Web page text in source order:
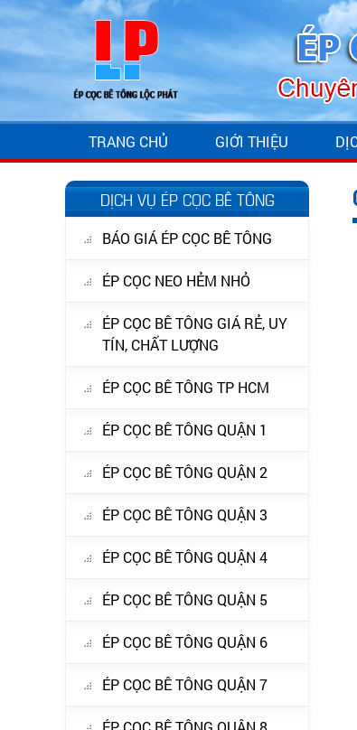
TRANG CHỦ GIỚI THIỆU
DỊCH VỤ ÉP CỌC BÊ TÔNG
BÁO GIÁ ÉP CỌC BÊ TÔNG
ÉP CỌC NEO HẺM NHỎ
ÉP CỌC BÊ TÔNG GIÁ RẺ, UY
TÍN, CHẤT LƯỢNG
ÉP CỌC BÊ TÔNG TP HCM
ÉP CỌC BÊ TÔNG QUẬN 1
ÉP CỌC BÊ TÔNG QUẬN 2
ÉP CỌC BÊ TÔNG QUẬN 3
ÉP CỌC BÊ TÔNG QUẬN 4
ÉP CỌC BÊ TÔNG QUẬN 5
ÉP CỌC BÊ TÔNG QUẬN 6
ÉP CỌC BÊ TÔNG QUẬN 7